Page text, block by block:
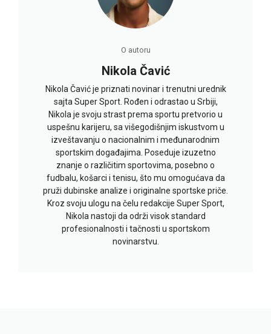
O autoru
Nikola Čavić
Nikola Čavić je priznati novinar i trenutni urednik
sajta Super Sport. Rođen i odrastao u Srbiji,
Nikola je svoju strast prema sportu pretvorio u
uspešnu karijeru, sa višegodišnjim iskustvom u
izveštavanju o nacionalnim i međunarodnim
sportskim događajima. Poseduje izuzetno
znanje o različitim sportovima, posebno o
fudbalu, košarci i tenisu, što mu omogućava da
pruži dubinske analize i originalne sportske priče.
Kroz svoju ulogu na čelu redakcije Super Sport,
Nikola nastoji da održi visok standard
profesionalnosti i tačnosti u sportskom
novinarstvu.